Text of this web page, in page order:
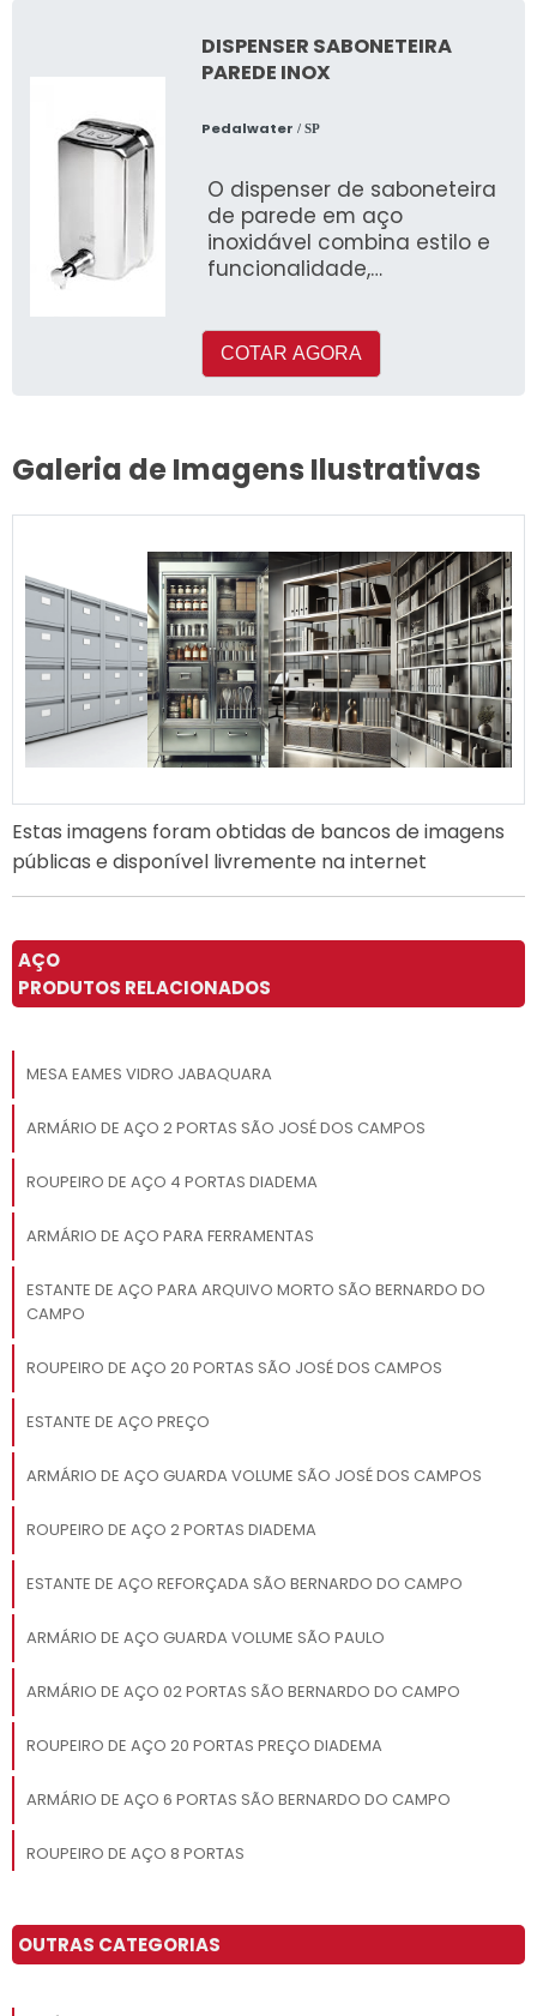
DISPENSER SABONETEIRA
PAREDE INOX
Pedalwater / SP
O dispenser de saboneteira
de parede em aço
inoxidável combina estilo e
funcionalidade,
higiênica de manter as
mãos limpas e saudáveis.
COTAR AGORA
Galeria de Imagens Ilustrativas
Estas imagens foram obtidas de bancos de imagens
públicas e disponível livremente na internet
AÇO
PRODUTOS RELACIONADOS
MESA EAMES VIDRO JABAQUARA
ARMÁRIO DE AÇO 2 PORTAS SÃO JOSÉ DOS CAMPOS
ROUPEIRO DE AÇO 4 PORTAS DIADEMA
ARMÁRIO DE AÇO PARA FERRAMENTAS
ESTANTE DE AÇO PARA ARQUIVO MORTO SÃO BERNARDO DO
CAMPO
ROUPEIRO DE AÇO 20 PORTAS SÃO JOSÉ DOS CAMPOS
ESTANTE DE AÇO PREÇO
ARMÁRIO DE AÇO GUARDA VOLUME SÃO JOSÉ DOS CAMPOS
ROUPEIRO DE AÇO 2 PORTAS DIADEMA
ESTANTE DE AÇO REFORÇADA SÃO BERNARDO DO CAMPO
ARMÁRIO DE AÇO GUARDA VOLUME SÃO PAULO
ARMÁRIO DE AÇO 02 PORTAS SÃO BERNARDO DO CAMPO
ROUPEIRO DE AÇO 20 PORTAS PREÇO DIADEMA
ARMÁRIO DE AÇO 6 PORTAS SÃO BERNARDO DO CAMPO
ROUPEIRO DE AÇO 8 PORTAS
ARMÁRIO DE AÇO 02 PORTAS CAMPINAS
OUTRAS CATEGORIAS